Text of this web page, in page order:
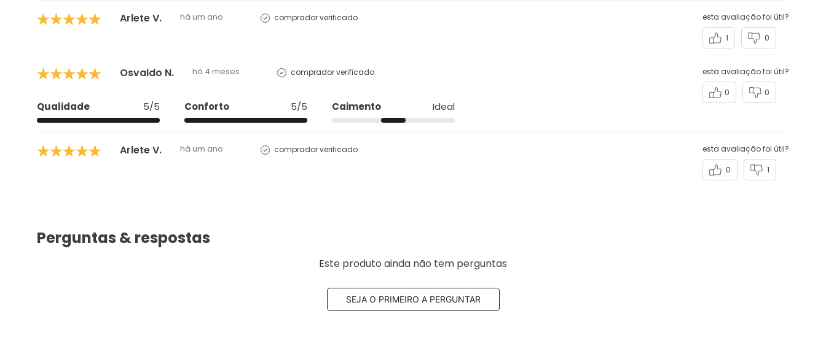
Arlete V. há um ano comprador verificado
esta avaliação foi útil?
1
0
Osvaldo N. há 4 meses comprador verificado
Qualidade 5/5 Conforto 5/5 Caimento Ideal
esta avaliação foi útil?
0
0
Arlete V. há um ano comprador verificado
esta avaliação foi útil?
0
1
Perguntas & respostas
Este produto ainda não tem perguntas
SEJA O PRIMEIRO A PERGUNTAR